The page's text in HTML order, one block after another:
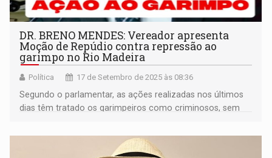
DR. BRENO MENDES: Vereador apresenta
Moção de Repúdio contra repressão ao
garimpo no Rio Madeira
Política 17 de Setembro de 2025 às 08:36
Segundo o parlamentar, as ações realizadas nos últimos
dias têm tratado os garimpeiros como criminosos, sem